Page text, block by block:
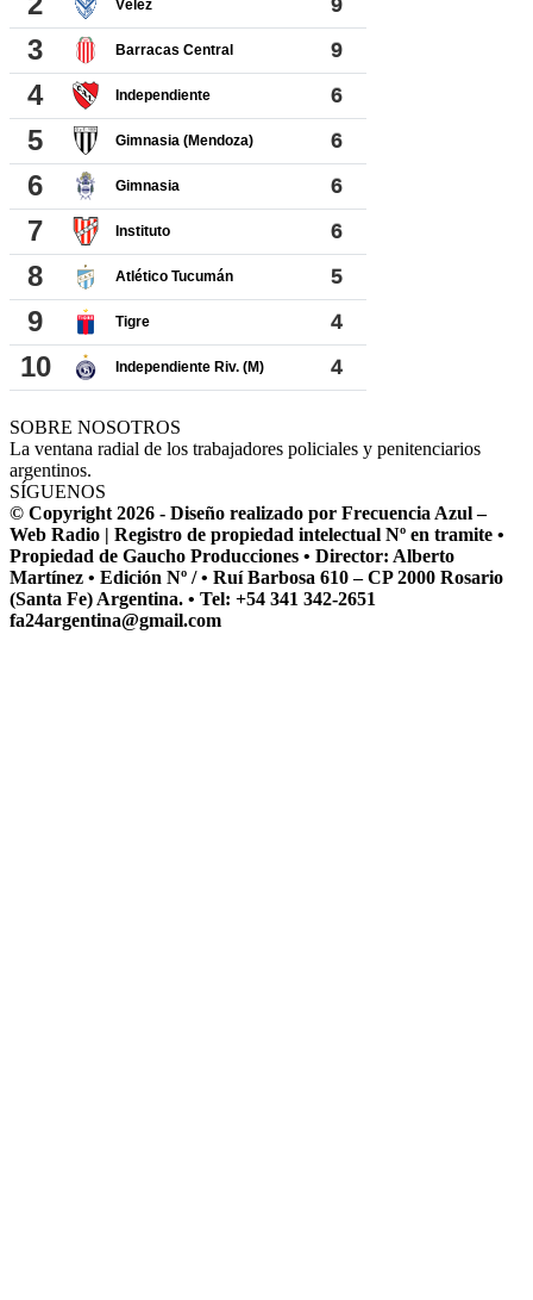
SOBRE NOSOTROS
La ventana radial de los trabajadores policiales y penitenciarios
argentinos.
SÍGUENOS
© Copyright 2026 - Diseño realizado por Frecuencia Azul –
Web Radio | Registro de propiedad intelectual Nº en tramite •
Propiedad de Gaucho Producciones • Director: Alberto
Martínez • Edición Nº / • Ruí Barbosa 610 – CP 2000 Rosario
(Santa Fe) Argentina. • Tel: +54 341 342-2651
fa24argentina@gmail.com